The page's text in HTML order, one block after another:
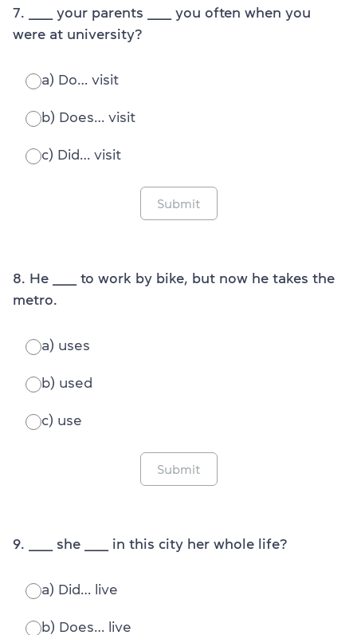
7. ______ your parents ______ you often when you
were at university?
a) Do… visit
b) Does… visit
c) Did… visit
Submit
8. He ______ to work by bike, but now he takes the
metro.
a) uses
b) used
c) use
Submit
9. ______ she ______ in this city her whole life?
a) Did… live
b) Does… live